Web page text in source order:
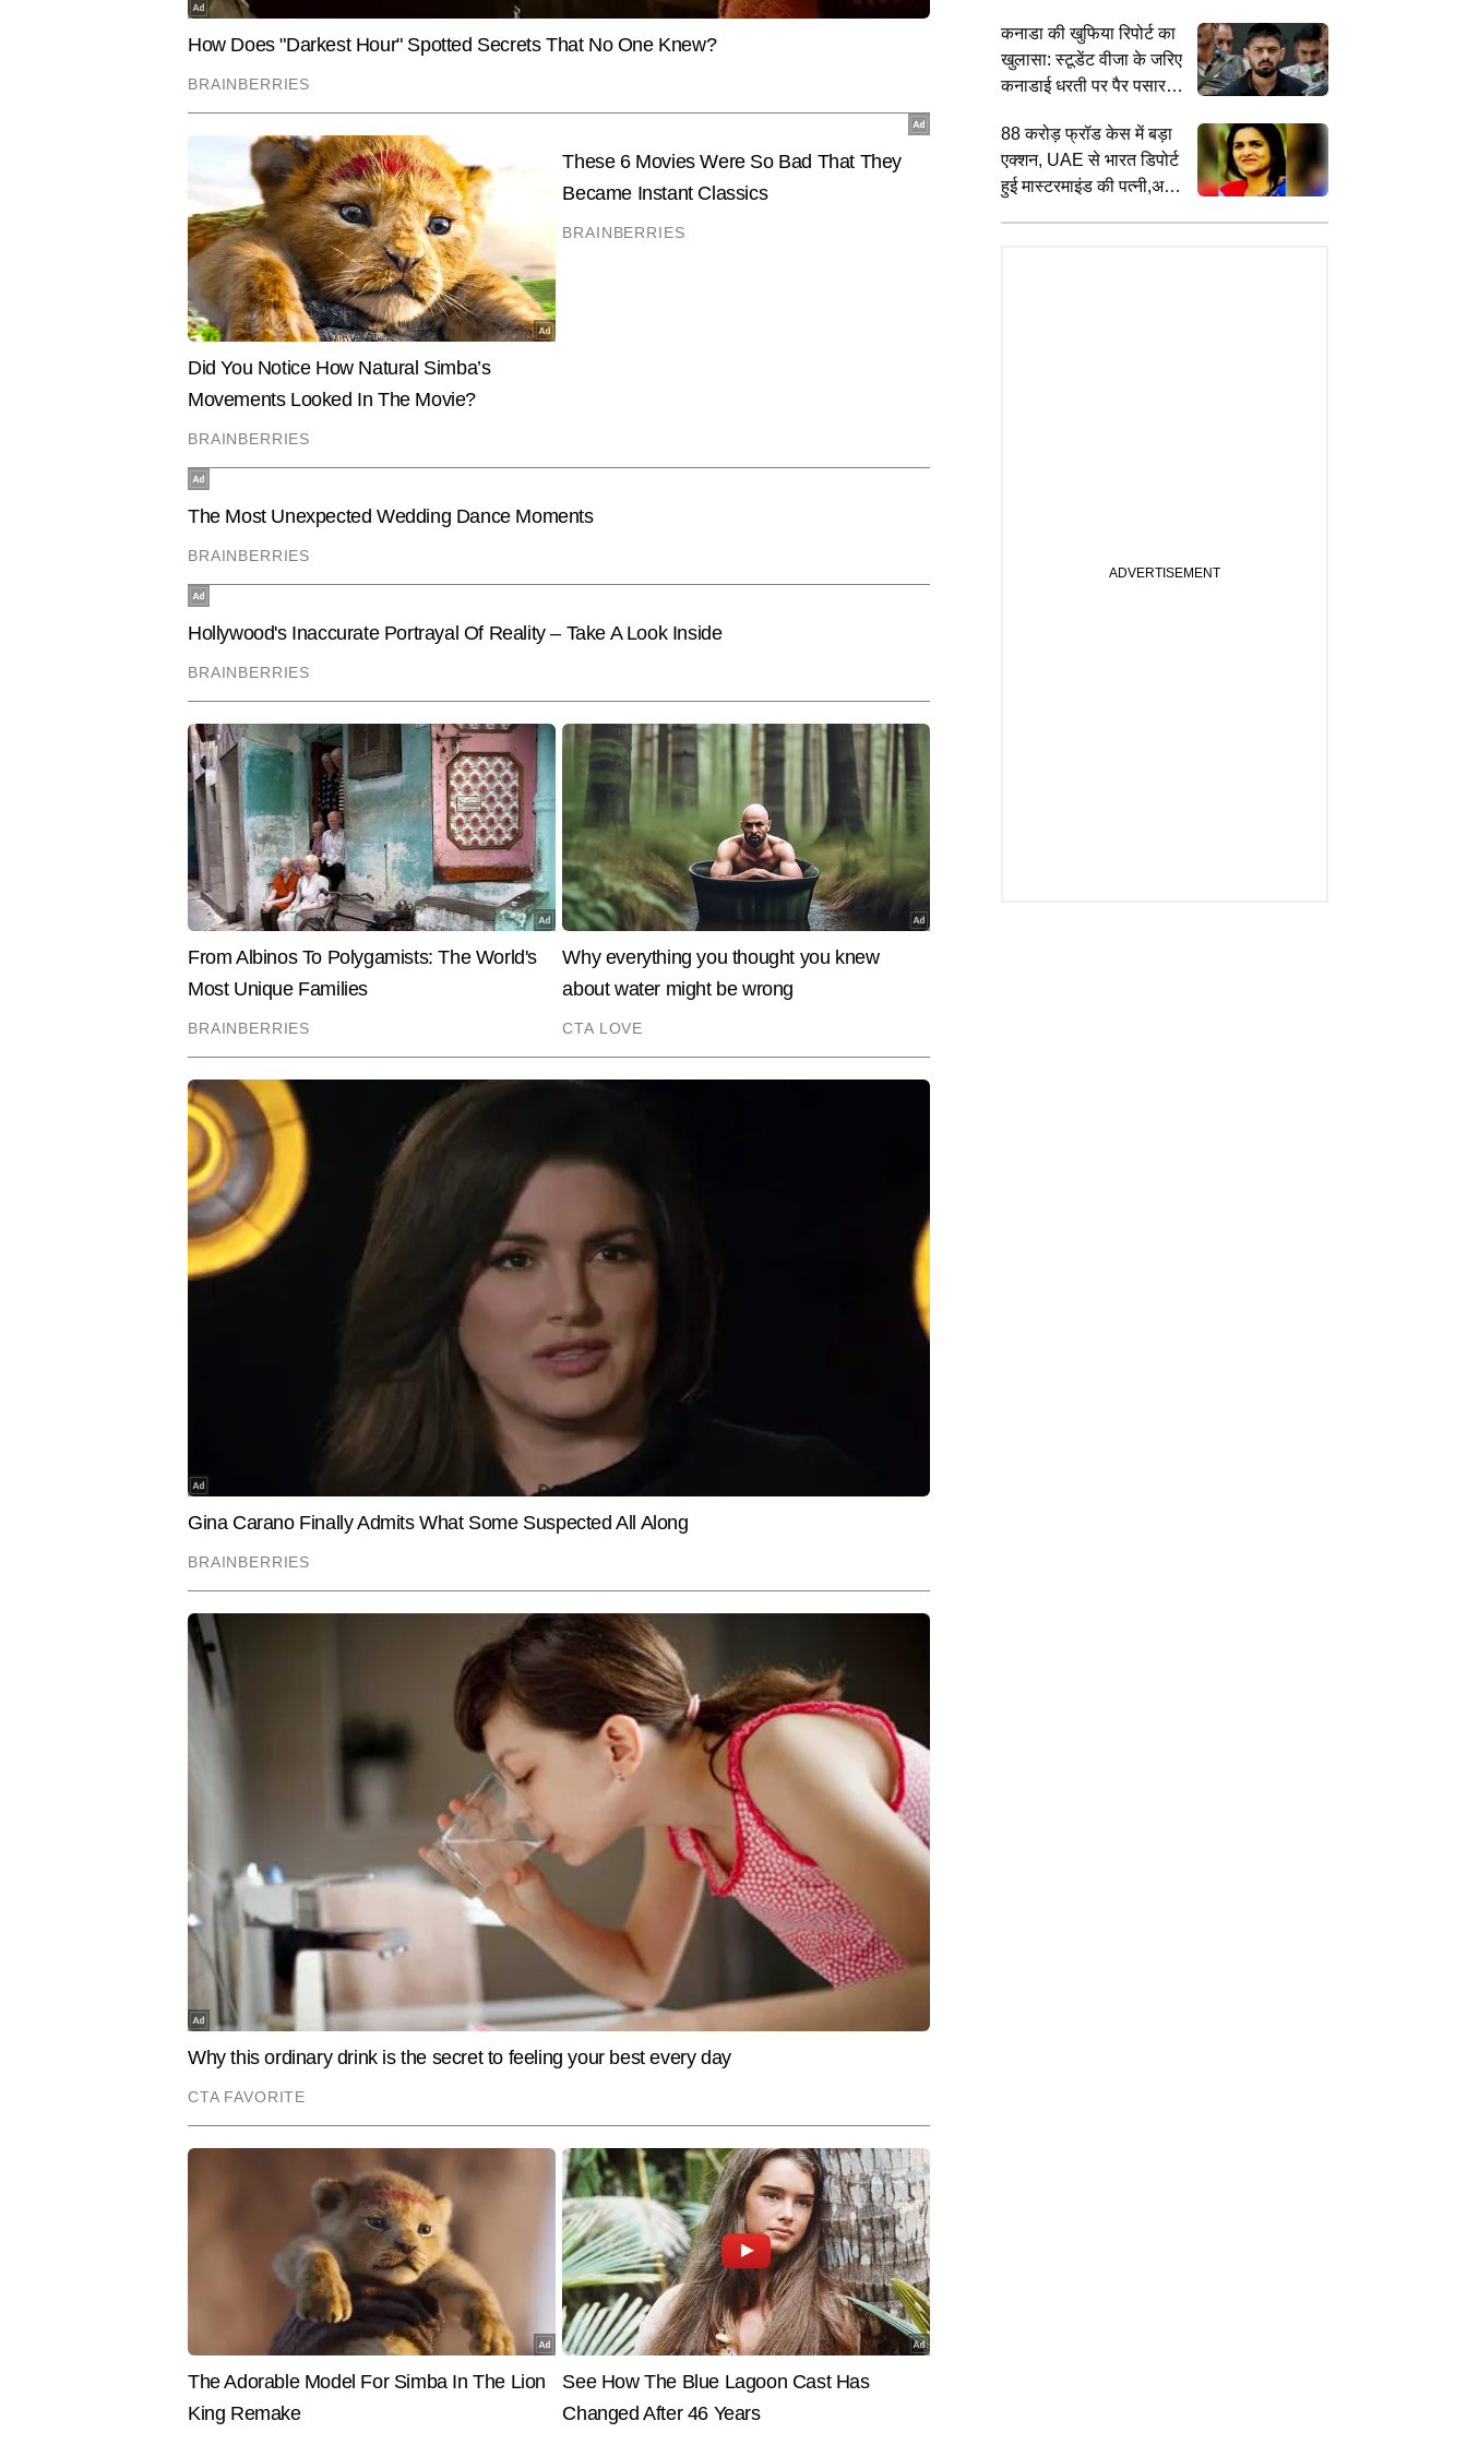
अपने न्यूज चैनल टाइम्स नाउ नवभारत की सोच एवं नजरिए के साथ आगे बढ़ते हुए यह न्यूज़ प्लेटफॉर्म आम लोगों से जुड़े मुद्दों का
गहराई से विश्लेषण एवं उसे आसान भाषा में पेश करता आया है। राजनीति से लेकर खेल, मनोरंजन, कारोबार और आम लोगों के
जीवन पर असर डालने वालीं खबरों का मायने समझाते हुए यह डिजिटल प्लेटफॉर्म लोगों के भरोसे पर खरा उतरा है। \n\nसाथ ही
शोज देश-दुनिया के घटनाक्रमों पर एक नया एवं विश्वसनीय नजरिया देते हैं। अपनी खबरों एवं विश्लेषण के चलते पसंदीदा न्यूज़
प्लेटफॉर्म बन चुका टाइम्स नाउ नवभारत, डिजिटल लोगों के भरोसे को लगातार मजबूत कर रहा है।
कनाडा की खुफिया रिपोर्ट का
खुलासा: स्टूडेंट वीजा के जरिए
कनाडाई धरती पर पैर पसारता
88 करोड़ फ्रॉड केस में बड़ा
एक्शन, UAE से भारत डिपोर्ट
हुई मास्टरमाइंड की पत्नी,अब